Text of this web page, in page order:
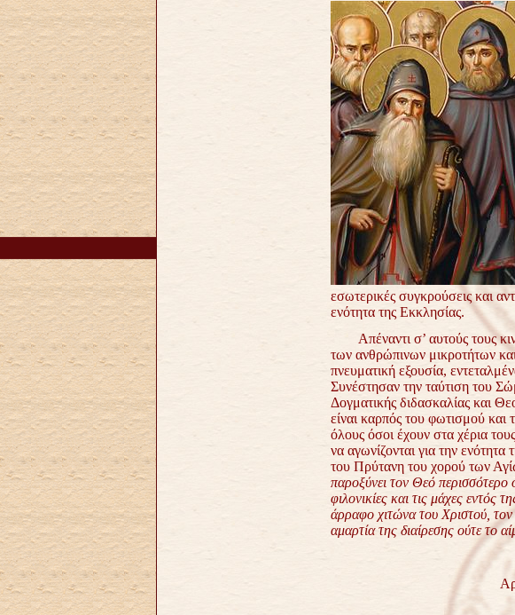
εσωτερικές συγκρούσεις και
ενότητα της Εκκλησίας.
Απέναντι σ’ αυτούς τους
των ανθρώπινων μικροτήτων
πνευματική εξουσία,
Συνέστησαν την ταύτιση του
Δογματικής διδασκαλίας και
είναι καρπός του φωτισμού
όλους όσοι έχουν στα χέρια
να αγωνίζονται για την
του Πρύτανη του χορού των
παροξύνει τον Θεό περισσότερο
φιλονικίες και τις μάχες εντός
άρραφο χιτώνα του Χριστού,
αμαρτία της διαίρεσης ούτε το